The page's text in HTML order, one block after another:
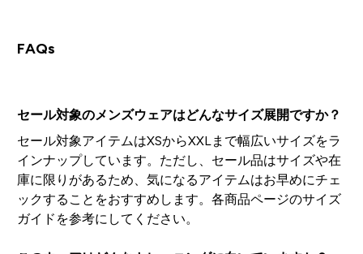
FAQs
セール対象のメンズウェアはどんなサイズ展開ですか？
セール対象アイテムはXSからXXLまで幅広いサイズをラ
インナップしています。ただし、セール品はサイズや在
庫に限りがあるため、気になるアイテムはお早めにチェ
ックすることをおすすめします。各商品ページのサイズ
ガイドを参考にしてください。